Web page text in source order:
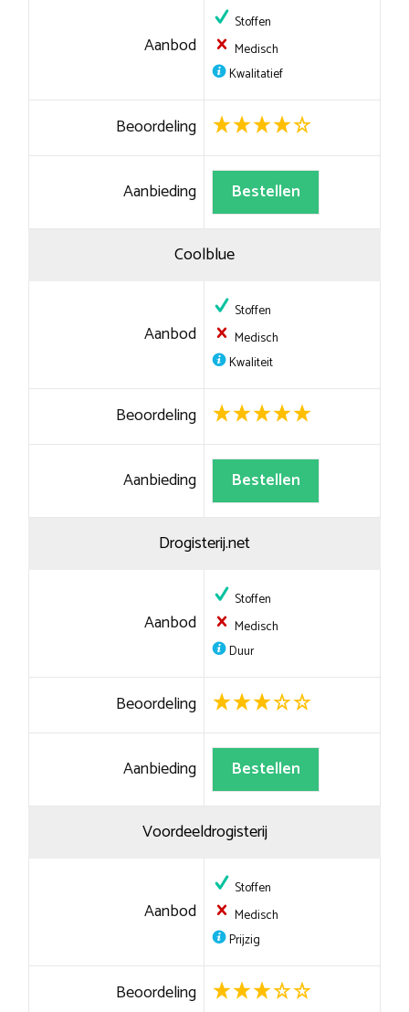
Aanbod
Stoffen
Medisch
Kwalitatief
Beoordeling
Aanbieding Bestellen
Coolblue
Aanbod
Stoffen
Medisch
Kwaliteit
Beoordeling
Aanbieding Bestellen
Drogisterij.net
Aanbod
Stoffen
Medisch
Duur
Beoordeling
Aanbieding Bestellen
Voordeeldrogisterij
Aanbod
Stoffen
Medisch
Prijzig
Beoordeling